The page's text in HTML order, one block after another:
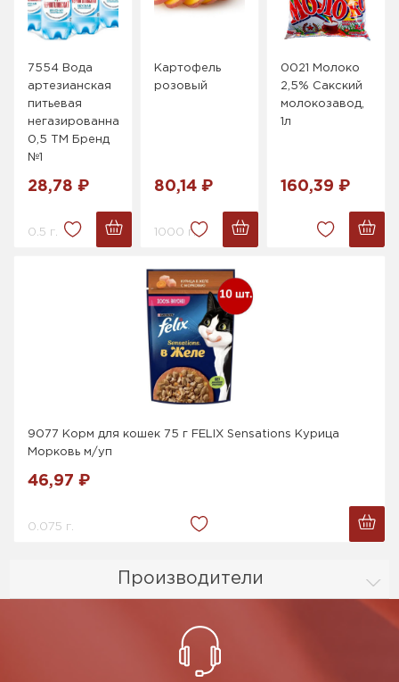
Производители
7554 Вода
артезианская
питьевая
негазированная
0,5 ТМ Бренд
№1
28,78 ₽
0.5 г.
Картофель
розовый
80,14 ₽
1000 г.
0021 Молоко
2,5% Сакский
молокозавод,
1л
160,39 ₽
9077 Корм для кошек 75 г FELIX Sensations Курица
Морковь м/уп
46,97 ₽
0.075 г.